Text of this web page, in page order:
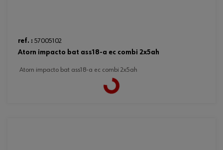
ref. : 57005102
atorn impacto bat ass18-a ec combi 2x5ah
atorn impacto bat ass18-a ec combi 2x5ah
Loading...